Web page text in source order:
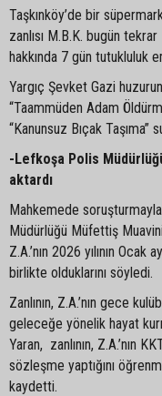
Taşkınköy’de bir
zanlısı M.B.K. bugün
hakkında 7 gün tutukluluk
Yargıç Şevket Gazi
“Taammüden Adam
“Kanunsuz Bıçak Taşıma”
-Lefkoşa Polis
aktardı
Mahkemede
Müdürlüğü Müfettiş
Z.A.’nın 2026 yılının Ocak
birlikte olduklarını söyledi.
Zanlının, Z.A.’nın gece
geleceğe yönelik hayat
Yaran, zanlının, Z.A.’nın
sözleşme yaptığını
kaydetti.